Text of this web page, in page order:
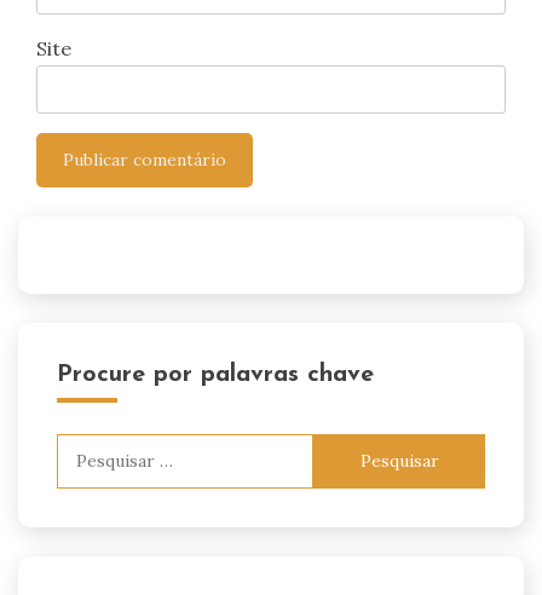
Site
Procure por palavras chave